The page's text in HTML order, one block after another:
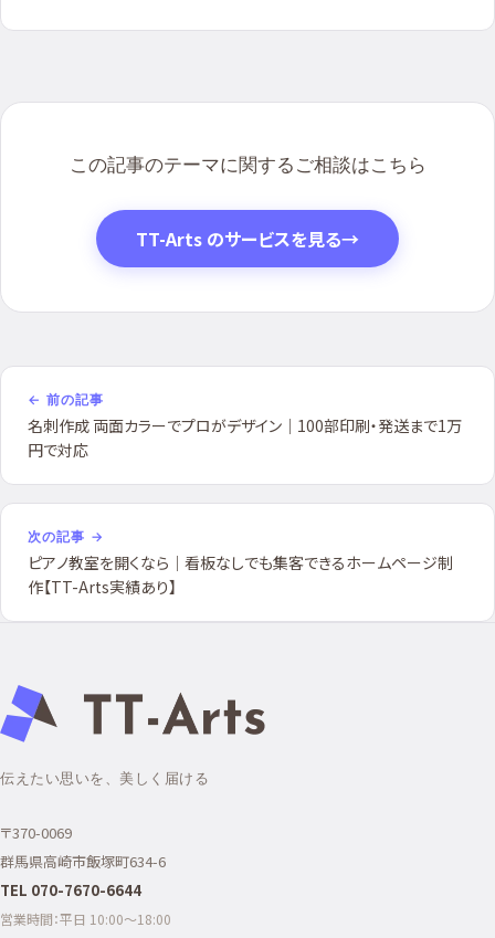
この記事のテーマに関するご相談はこちら
TT-Arts のサービスを見る→
← 前の記事
名刺作成 両面カラーでプロがデザイン｜100部印刷・発送まで1万
円で対応
次の記事 →
ピアノ教室を開くなら｜看板なしでも集客できるホームページ制
作【TT-Arts実績あり】
伝えたい思いを、美しく届ける
〒370-0069
群馬県高崎市飯塚町634-6
TEL 070-7670-6644
営業時間：平日 10:00〜18:00